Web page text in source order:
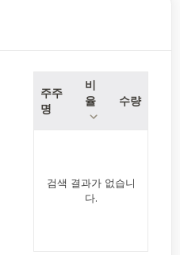
주주
명
비
율
수량
검색 결과가 없습니
다.